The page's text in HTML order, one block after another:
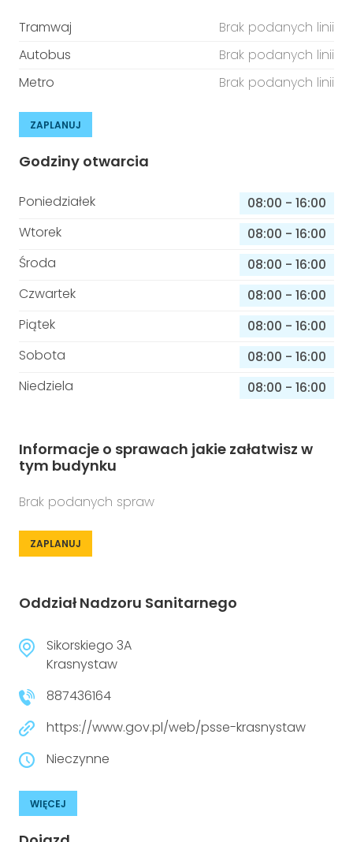
Tramwaj
Brak podanych linii
Autobus
Brak podanych linii
Metro
Brak podanych linii
ZAPLANUJ
Godziny otwarcia
Poniedziałek 08:00 - 16:00
Wtorek
08:00 - 16:00
Środa
08:00 - 16:00
Czwartek
08:00 - 16:00
Piątek
08:00 - 16:00
Sobota
08:00 - 16:00
Niedziela
08:00 - 16:00
Informacje o sprawach jakie załatwisz w
tym budynku
Brak podanych spraw
ZAPLANUJ
Oddział Nadzoru Sanitarnego
Sikorskiego 3A
Krasnystaw
887436164
https://www.gov.pl/web/psse-krasnystaw
Nieczynne
WIĘCEJ